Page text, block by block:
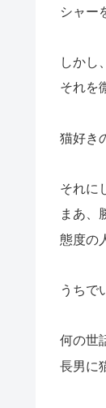
シャー
しかし、
それを
猫好き
それに
まあ、
態度の
うちで
何の世
長男に